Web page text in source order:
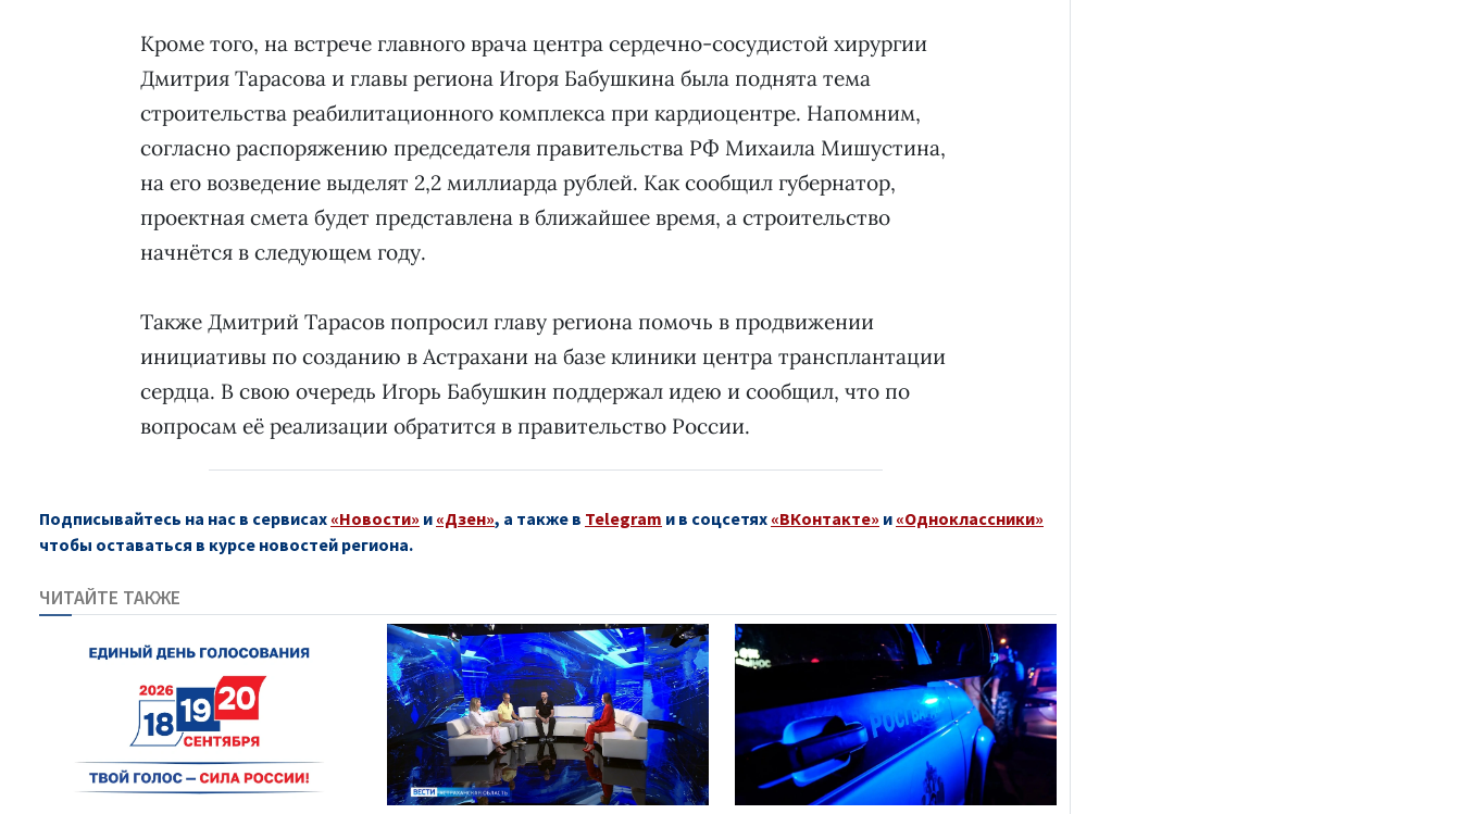
Кроме того, на встрече главного врача центра сердечно-сосудистой хирургии
Дмитрия Тарасова и главы региона Игоря Бабушкина была поднята тема
строительства реабилитационного комплекса при кардиоцентре. Напомним,
согласно распоряжению председателя правительства РФ Михаила Мишустина,
на его возведение выделят 2,2 миллиарда рублей. Как сообщил губернатор,
проектная смета будет представлена в ближайшее время, а строительство
начнётся в следующем году.
Также Дмитрий Тарасов попросил главу региона помочь в продвижении
инициативы по созданию в Астрахани на базе клиники центра трансплантации
сердца. В свою очередь Игорь Бабушкин поддержал идею и сообщил, что по
вопросам её реализации обратится в правительство России.
Подписывайтесь на нас в сервисах «Новости» и «Дзен», а также в Telegram и в соцсетях «ВКонтакте» и «Одноклассники»
чтобы оставаться в курсе новостей региона.
ЧИТАЙТЕ ТАКЖЕ